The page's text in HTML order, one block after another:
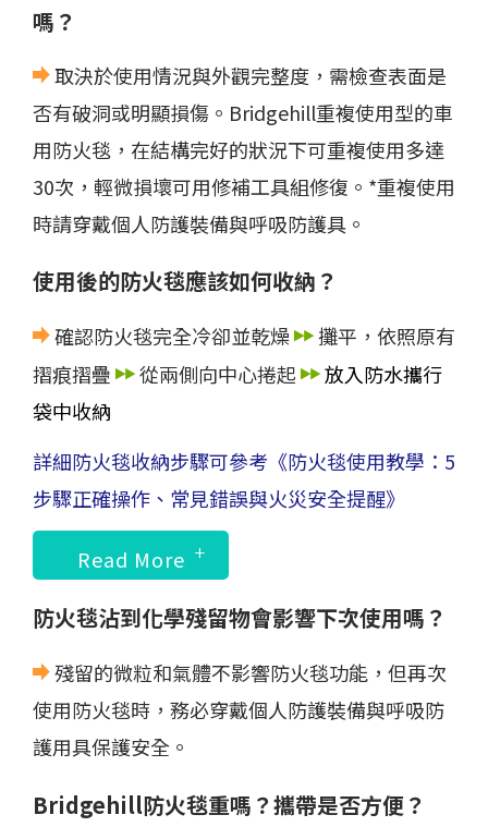
嗎？
取決於使用情況與外觀完整度，需檢查表面是
否有破洞或明顯損傷。Bridgehill重複使用型的車
用防火毯，在結構完好的狀況下可重複使用多達
30次，輕微損壞可用修補工具組修復。*重複使用
時請穿戴個人防護裝備與呼吸防護具。
使用後的防火毯應該如何收納？
確認防火毯完全冷卻並乾燥
攤平，依照原有
摺痕摺疊
從兩側向中心捲起
放入防水攜行
袋中收納
詳細防火毯收納步驟可參考 《防火毯使用教學：5
步驟正確操作、常見錯誤與火災安全提醒》
Read More
防火毯沾到化學殘留物會影響下次使用嗎？
殘留的微粒和氣體不影響防火毯功能，但再次
使用防火毯時，務必穿戴個人防護裝備與呼吸防
護用具保護安全。
Bridgehill防火毯重嗎？攜帶是否方便？